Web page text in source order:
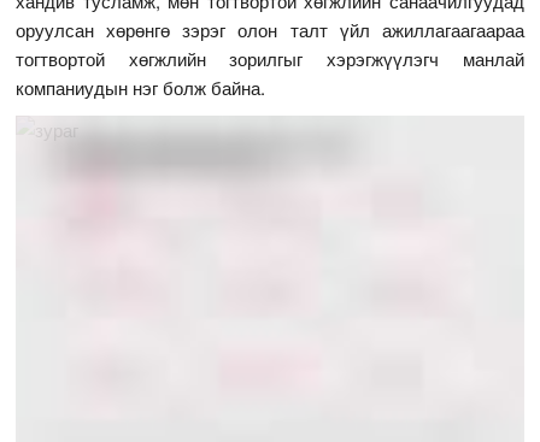
оруулсан хөрөнгө зэрэг олон талт үйл ажиллагаагаараа
тогтвортой хөгжлийн зорилгыг хэрэгжүүлэгч манлай
компаниудын нэг болж байна.